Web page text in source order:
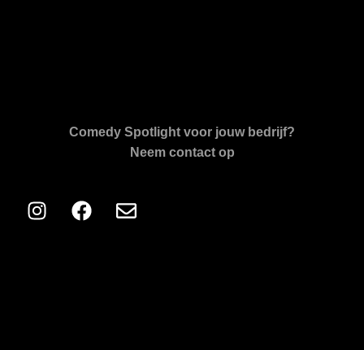
Comedy Spotlight voor jouw bedrijf?
Neem contact op